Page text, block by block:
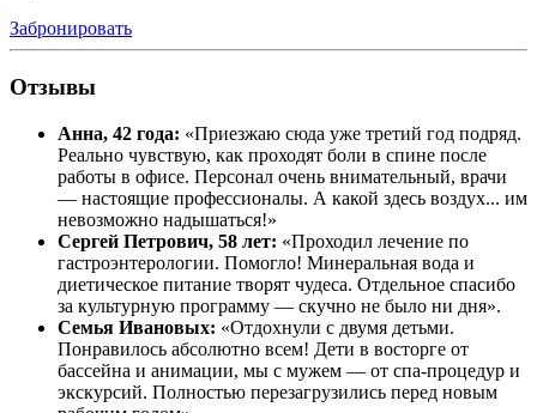
Забронировать
Отзывы
Анна, 42 года: «Приезжаю сюда уже третий год подряд.
Реально чувствую, как проходят боли в спине после
работы в офисе. Персонал очень внимательный, врачи
— настоящие профессионалы. А какой здесь воздух... им
невозможно надышаться!»
Сергей Петрович, 58 лет: «Проходил лечение по
гастроэнтерологии. Помогло! Минеральная вода и
диетическое питание творят чудеса. Отдельное спасибо
за культурную программу — скучно не было ни дня».
Семья Ивановых: «Отдохнули с двумя детьми.
Понравилось абсолютно всем! Дети в восторге от
бассейна и анимации, мы с мужем — от спа-процедур и
экскурсий. Полностью перезагрузились перед новым